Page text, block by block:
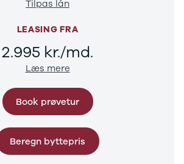
CX-30
CX-3
3
MX-5
CX-60
Mercedes
Se alle
Mercedes
Elbil
Tilpas lån
LEASING FRA
2.995 kr./md.
Læs mere
Book prøvetur
Beregn byttepris